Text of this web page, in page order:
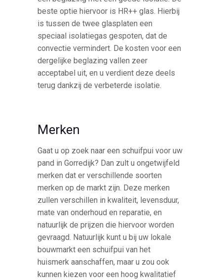
beste optie hiervoor is HR++ glas. Hierbij
is tussen de twee glasplaten een
speciaal isolatiegas gespoten, dat de
convectie vermindert. De kosten voor een
dergelijke beglazing vallen zeer
acceptabel uit, en u verdient deze deels
terug dankzij de verbeterde isolatie.
Merken
Gaat u op zoek naar een schuifpui voor uw
pand in Gorredijk? Dan zult u ongetwijfeld
merken dat er verschillende soorten
merken op de markt zijn. Deze merken
zullen verschillen in kwaliteit, levensduur,
mate van onderhoud en reparatie, en
natuurlijk de prijzen die hiervoor worden
gevraagd. Natuurlijk kunt u bij uw lokale
bouwmarkt een schuifpui van het
huismerk aanschaffen, maar u zou ook
kunnen kiezen voor een hoog kwalitatief